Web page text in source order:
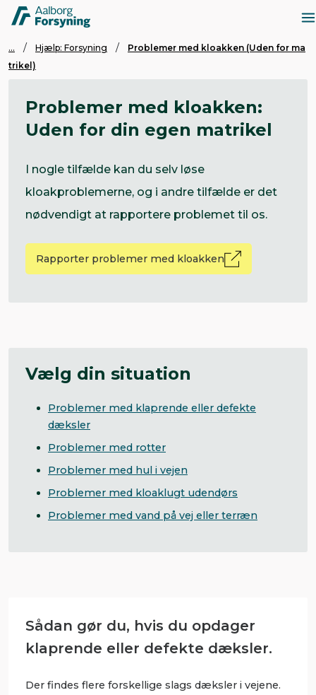
... Hjælp: Forsyning
Problemer med kloakken (Uden for ma
trikel)
Problemer med kloakken:
Uden for din egen matrikel
I nogle tilfælde kan du selv løse
kloakproblemerne, og i andre tilfælde er det
nødvendigt at rapportere problemet til os.
Rapporter problemer med kloakken
Vælg din situation
Problemer med klaprende eller defekte
dæksler
Problemer med rotter
Problemer med hul i vejen
Problemer med kloaklugt udendørs
Problemer med vand på vej eller terræn
Sådan gør du, hvis du opdager
klaprende eller defekte dæksler.
Der findes flere forskellige slags dæksler i vejene.